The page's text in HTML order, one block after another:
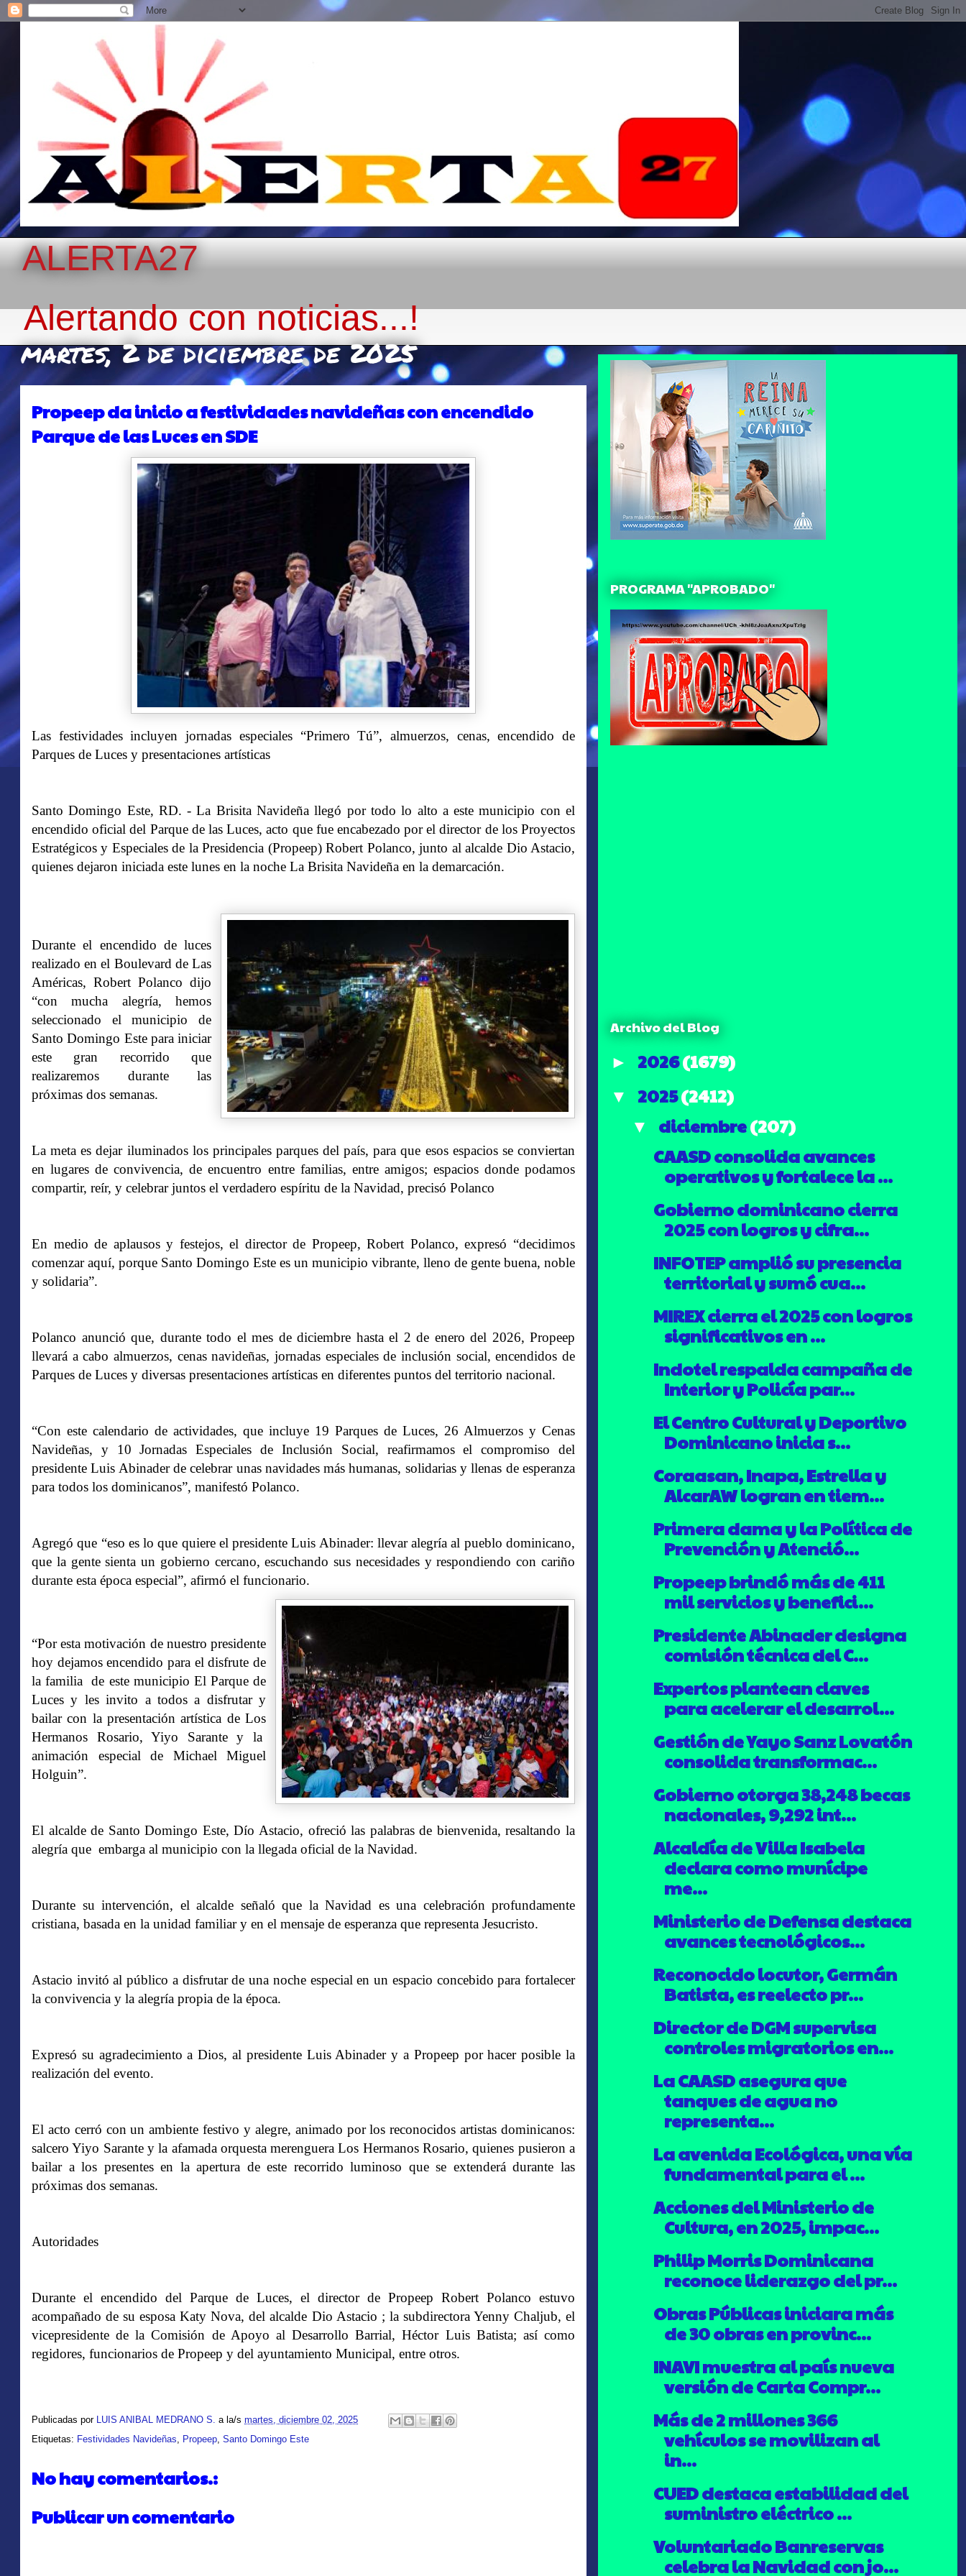
ALERTA27
Alertando con noticias...!
martes, 2 de diciembre de 2025
Propeep da inicio a festividades navideñas con encendido
Parque de las Luces en SDE
Las festividades incluyen jornadas especiales “Primero Tú”, almuerzos, cenas, encendido de
Parques de Luces y presentaciones artísticas
Santo Domingo Este, RD. - La Brisita Navideña llegó por todo lo alto a este municipio con el
encendido oficial del Parque de las Luces, acto que fue encabezado por el director de los Proyectos
Estratégicos y Especiales de la Presidencia (Propeep) Robert Polanco, junto al alcalde Dio Astacio,
quienes dejaron iniciada este lunes en la noche La Brisita Navideña en la demarcación.
Durante el encendido de luces
realizado en el Boulevard de Las
Américas, Robert Polanco dijo
“con mucha alegría, hemos
seleccionado el municipio de
Santo Domingo Este para iniciar
este gran recorrido que
realizaremos durante las
próximas dos semanas.
La meta es dejar iluminados los principales parques del país, para que esos espacios se conviertan
en lugares de convivencia, de encuentro entre familias, entre amigos; espacios donde podamos
compartir, reír, y celebrar juntos el verdadero espíritu de la Navidad, precisó Polanco
En medio de aplausos y festejos, el director de Propeep, Robert Polanco, expresó “decidimos
comenzar aquí, porque Santo Domingo Este es un municipio vibrante, lleno de gente buena, noble
y solidaria”.
Polanco anunció que, durante todo el mes de diciembre hasta el 2 de enero del 2026, Propeep
llevará a cabo almuerzos, cenas navideñas, jornadas especiales de inclusión social, encendidos de
Parques de Luces y diversas presentaciones artísticas en diferentes puntos del territorio nacional.
“Con este calendario de actividades, que incluye 19 Parques de Luces, 26 Almuerzos y Cenas
Navideñas, y 10 Jornadas Especiales de Inclusión Social, reafirmamos el compromiso del
presidente Luis Abinader de celebrar unas navidades más humanas, solidarias y llenas de esperanza
para todos los dominicanos”, manifestó Polanco.
Agregó que “eso es lo que quiere el presidente Luis Abinader: llevar alegría al pueblo dominicano,
que la gente sienta un gobierno cercano, escuchando sus necesidades y respondiendo con cariño
durante esta época especial”, afirmó el funcionario.
“Por esta motivación de nuestro presidente
hoy dejamos encendido para el disfrute de
la familia de este municipio El Parque de
Luces y les invito a todos a disfrutar y
bailar con la presentación artística de Los
Hermanos Rosario, Yiyo Sarante y la
animación especial de Michael Miguel
Holguin”.
El alcalde de Santo Domingo Este, Dío Astacio, ofreció las palabras de bienvenida, resaltando la
alegría que embarga al municipio con la llegada oficial de la Navidad.
Durante su intervención, el alcalde señaló que la Navidad es una celebración profundamente
cristiana, basada en la unidad familiar y en el mensaje de esperanza que representa Jesucristo.
Astacio invitó al público a disfrutar de una noche especial en un espacio concebido para fortalecer
la convivencia y la alegría propia de la época.
Expresó su agradecimiento a Dios, al presidente Luis Abinader y a Propeep por hacer posible la
realización del evento.
El acto cerró con un ambiente festivo y alegre, animado por los reconocidos artistas dominicanos:
salcero Yiyo Sarante y la afamada orquesta merenguera Los Hermanos Rosario, quienes pusieron a
bailar a los presentes en la apertura de este recorrido luminoso que se extenderá durante las
próximas dos semanas.
Autoridades
Durante el encendido del Parque de Luces, el director de Propeep Robert Polanco estuvo
acompañado de su esposa Katy Nova, del alcalde Dio Astacio ; la subdirectora Yenny Chaljub, el
vicepresidente de la Comisión de Apoyo al Desarrollo Barrial, Héctor Luis Batista; así como
regidores, funcionarios de Propeep y del ayuntamiento Municipal, entre otros.
Publicadas por LUIS ANIBAL MEDRANO S. a la/s martes, diciembre 02, 2025
Etiquetas: Festividades Navideñas, Propeep, Santo Domingo Este
No hay comentarios.:
Publicar un comentario
PROGRAMA "APROBADO"
Archivo del Blog
► 2026(1679)
▼ 2025(2412)
▼ diciembre(207)
CAASD consolida avances
operativos y fortalece la ...
Gobierno dominicano cierra
2025 con logros y cifra...
INFOTEP amplió su presencia
territorial y sumó cua...
MIREX cierra el 2025 con logros
significativos en ...
Indotel respalda campaña de
Interior y Policía par...
El Centro Cultural y Deportivo
Dominicano inicia s...
Coraasan, Inapa, Estrella y
AlcarAW logran en tiem...
Primera dama y la Política de
Prevención y Atenció...
Propeep brindó más de 411
mil servicios y benefici...
Presidente Abinader designa
comisión técnica del C...
Expertos plantean claves
para acelerar el desarrol...
Gestión de Yayo Sanz Lovatón
consolida transformac...
Gobierno otorga 38,248 becas
nacionales, 9,292 int...
Alcaldía de Villa Isabela
declara como munícipe
me...
Ministerio de Defensa destaca
avances tecnológicos...
Reconocido locutor, Germán
Batista, es reelecto pr...
Director de DGM supervisa
controles migratorios en...
La CAASD asegura que
tanques de agua no
representa...
La avenida Ecológica, una vía
fundamental para el ...
Acciones del Ministerio de
Cultura, en 2025, impac...
Philip Morris Dominicana
reconoce liderazgo del pr...
Obras Públicas iniciara más
de 30 obras en provinc...
INAVI muestra al país nueva
versión de Carta Compr...
Más de 2 millones 366
vehículos se movilizan al
in...
CUED destaca estabilidad del
suministro eléctrico ...
Voluntariado Banreservas
celebra la Navidad con jo...